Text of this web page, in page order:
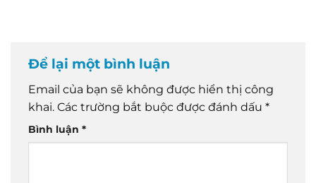
Để lại một bình luận
Email của bạn sẽ không được hiển thị công
khai. Các trường bắt buộc được đánh dấu *
Bình luận *